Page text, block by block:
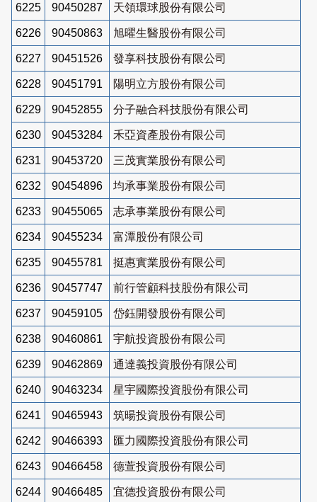
6225 90450287 天領環球股份有限公司
6226 90450863 旭曜生醫股份有限公司
6227 90451526 發享科技股份有限公司
6228 90451791 陽明立方股份有限公司
6229 90452855 分子融合科技股份有限公司
6230 90453284 禾亞資產股份有限公司
6231 90453720 三茂實業股份有限公司
6232 90454896 均承事業股份有限公司
6233 90455065 志承事業股份有限公司
6234 90455234 富潭股份有限公司
6235 90455781 挺惠實業股份有限公司
6236 90457747 前行管顧科技股份有限公司
6237 90459105 岱鈺開發股份有限公司
6238 90460861 宇航投資股份有限公司
6239 90462869 通達義投資股份有限公司
6240 90463234 星宇國際投資股份有限公司
6241 90465943 筑暘投資股份有限公司
6242 90466393 匯力國際投資股份有限公司
6243 90466458 德萱投資股份有限公司
6244 90466485 宜德投資股份有限公司